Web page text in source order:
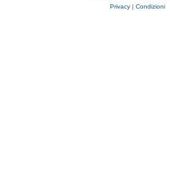
Privacy | Condizioni